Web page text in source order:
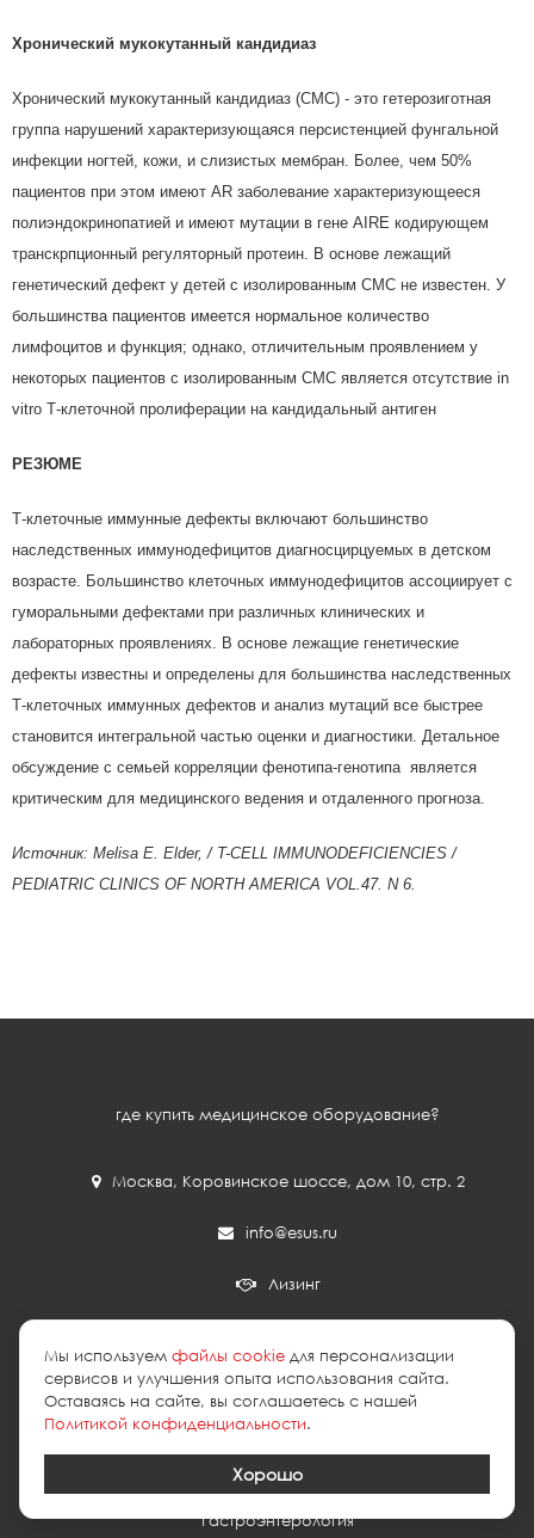
Хронический мукокутанный кандидиаз
Хронический мукокутанный кандидиаз (СМС) - это гетерозиготная
группа нарушений характеризующаяся персистенцией фунгальной
инфекции ногтей, кожи, и слизистых мембран. Более, чем 50%
пациентов при этом имеют AR заболевание характеризующееся
полиэндокринопатией и имеют мутации в гене AIRE кодирующем
транскрпционный регуляторный протеин. В основе лежащий
генетический дефект у детей с изолированным СМС не известен. У
большинства пациентов имеется нормальное количество
лимфоцитов и функция; однако, отличительным проявлением у
некоторых пациентов с изолированным СМС является отсутствие in
vitro Т-клеточной пролиферации на кандидальный антиген
РЕЗЮМЕ
Т-клеточные иммунные дефекты включают большинство
наследственных иммунодефицитов диагносцирцуемых в детском
возрасте. Большинство клеточных иммунодефицитов ассоциирует с
гуморальными дефектами при различных клинических и
лабораторных проявлениях. В основе лежащие генетические
дефекты известны и определены для большинства наследственных
Т-клеточных иммунных дефектов и анализ мутаций все быстрее
становится интегральной частью оценки и диагностики. Детальное
обсуждение с семьей корреляции фенотипа-генотипа является
критическим для медицинского ведения и отдаленного прогноза.
Источник: Melisa E. Elder, / T-CELL IMMUNODEFICIENCIES /
PEDIATRIC CLINICS OF NORTH AMERICA VOL.47. N 6.
где купить медицинское оборудование?
Москва, Коровинское шоссе, дом 10, стр. 2
info@esus.ru
Лизинг
ПОПУЛЯРНЫЕ КАТЕГОРИИ
Акушерство и гинекология
Ветеринария
Гастроэнтерология
Мы используем файлы cookie для персонализации
сервисов и улучшения опыта использования сайта.
Оставаясь на сайте, вы соглашаетесь с нашей
Политикой конфиденциальности.
Хорошо